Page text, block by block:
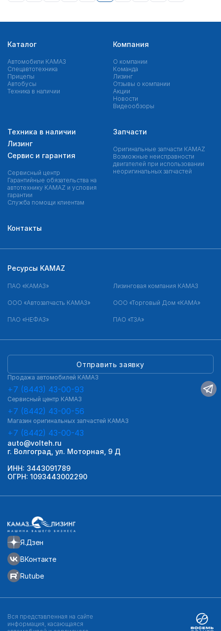
Каталог
Автомобили КАМАЗ
Спецавтотехника
Прицепы
Автобусы
Техника в наличии
Компания
О компании
Команда
Лизинг
Отзывы о компании
Акции
Новости
Видеообзоры
Техника в наличии
Лизинг
Сервис и гарантия
Сервисный центр
Гарантийные обязательства на
автотехнику KAMAZ и условия
гарантии
Служба помощи клиентам
Запчасти
Оригинальные запчасти КAMAZ
Возможные неисправности
двигателей при использовании
неоригинальных запчастей
Контакты
Я.Дзен
ВКонтакте
Rutube
Отправить заявку
Продажа автомобилей КАМАЗ
+7 (8443) 43-00-93
Сервисный центр КАМАЗ
+7 (8442) 43-00-56
Магазин оригинальных запчастей КАМАЗ
+7 (8442) 43-00-43
auto@volteh.ru
г. Волгоград, ул. Моторная, 9 Д
ИНН: 3443091789
ОГРН: 1093443002290
Ресурсы KAMAZ
ПАО «КАМАЗ» Лизинговая компания КАМАЗ
ООО «Автозапчасть КАМАЗ» ООО «Торговый Дом «КАМА»
ПАО «НЕФАЗ» ПАО «ТЗА»
Вся представленная на сайте
информация, касающаяся